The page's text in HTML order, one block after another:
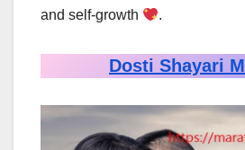
and self-growth
.
Dosti Shayari